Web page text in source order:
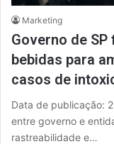
Marketing
Governo de
bebidas para
casos de
Data de publicação:
entre governo e
rastreabilidade e…